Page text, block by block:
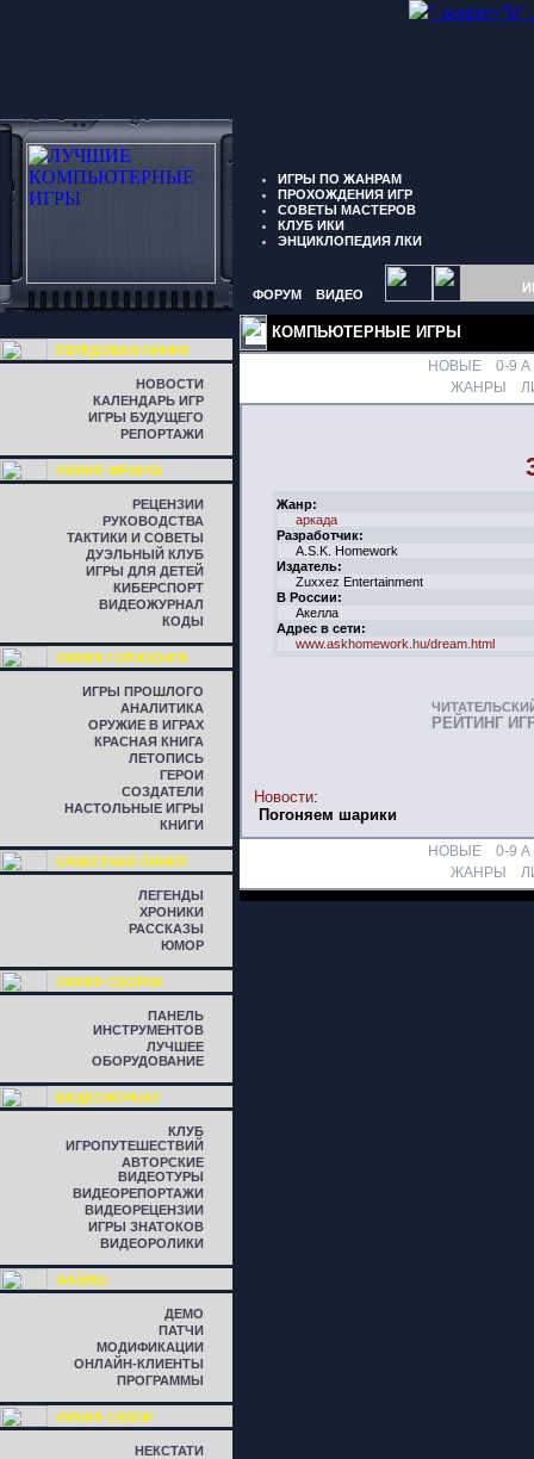
" border="0"
ИГРЫ ПО ЖАНРАМ
ПРОХОЖДЕНИЯ ИГР
СОВЕТЫ МАСТЕРОВ
КЛУБ ИКИ
ЭНЦИКЛОПЕДИЯ ЛКИ
ФОРУМ ВИДЕО
ПЕРЕДОВАЯ ЛИНИЯ
НОВОСТИ
КАЛЕНДАРЬ ИГР
ИГРЫ БУДУЩЕГО
РЕПОРТАЖИ
ЛИНИЯ ФРОНТА
РЕЦЕНЗИИ
РУКОВОДСТВА
ТАКТИКИ И СОВЕТЫ
ДУЭЛЬНЫЙ КЛУБ
ИГРЫ ДЛЯ ДЕТЕЙ
КИБЕРСПОРТ
ВИДЕОЖУРНАЛ
КОДЫ
ЛИНИЯ ГОРИЗОНТА
ИГРЫ ПРОШЛОГО
АНАЛИТИКА
ОРУЖИЕ В ИГРАХ
КРАСНАЯ КНИГА
ЛЕТОПИСЬ
ГЕРОИ
СОЗДАТЕЛИ
НАСТОЛЬНЫЕ ИГРЫ
КНИГИ
СЮЖЕТНАЯ ЛИНИЯ
ЛЕГЕНДЫ
ХРОНИКИ
РАССКАЗЫ
ЮМОР
ЛИНИЯ СБОРКИ
ПАНЕЛЬ
ИНСТРУМЕНТОВ
ЛУЧШЕЕ
ОБОРУДОВАНИЕ
ВИДЕОЖУРНАЛ
КЛУБ
ИГРОПУТЕШЕСТВИЙ
АВТОРСКИЕ
ВИДЕОТУРЫ
ВИДЕОРЕПОРТАЖИ
ВИДЕОРЕЦЕНЗИИ
ИГРЫ ЗНАТОКОВ
ВИДЕОРОЛИКИ
ФАЙЛЫ
ДЕМО
ПАТЧИ
МОДИФИКАЦИИ
ОНЛАЙН-КЛИЕНТЫ
ПРОГРАММЫ
ЛИНИЯ СВЯЗИ
НЕКСТАТИ
КОМПЬЮТЕРНЫЕ ИГРЫ
НОВЫЕ 0-9 A
ЖАНРЫ
Жанр:
аркада
Разработчик:
A.S.K. Homework
Издатель:
Zuxxez Entertainment
В России:
Акелла
Адрес в сети:
www.askhomework.hu/dream.html
РЕЙТИНГ
Новости:
Погоняем шарики
НОВЫЕ 0-9 A
ЖАНРЫ